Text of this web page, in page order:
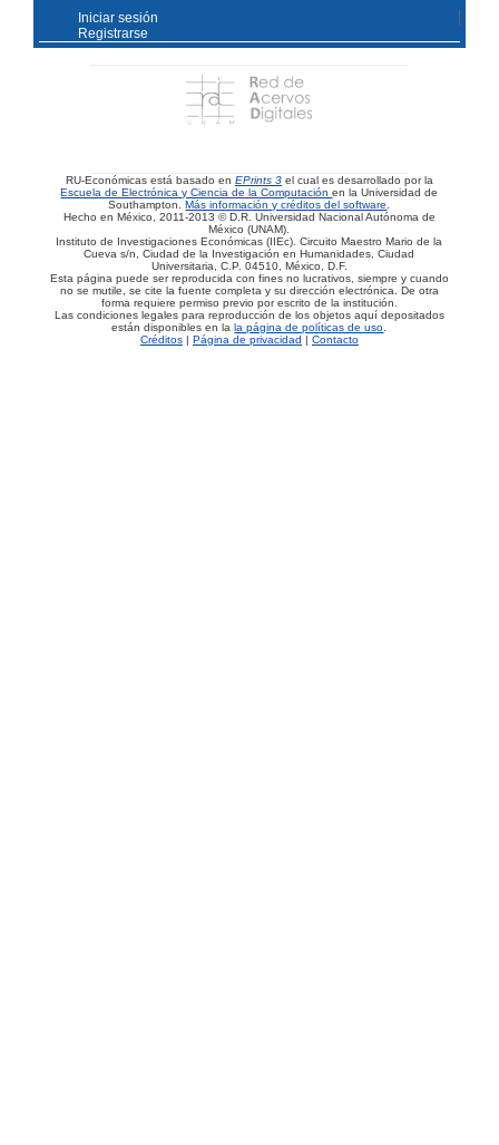
Iniciar sesión
Registrarse
RU-Económicas está basado en EPrints 3 el cual es desarrollado por la
Escuela de Electrónica y Ciencia de la Computaciónen la Universidad de
Southampton.Más información y créditos del software.
Hecho en México, 2011-2013 © D.R. Universidad Nacional Autónoma de
México (UNAM).
Instituto de Investigaciones Económicas (IIEc). Circuito Maestro Mario de la
Cueva s/n, Ciudad de la Investigación en Humanidades, Ciudad
Universitaria, C.P. 04510, México, D.F.
Esta página puede ser reproducida con fines no lucrativos, siempre y cuando
no se mutile, se cite la fuente completa y su dirección electrónica. De otra
forma requiere permiso previo por escrito de la institución.
Las condiciones legales para reproducción de los objetos aquí depositados
están disponibles en lala página de políticas de uso.
Créditos| Página de privacidad | Contacto